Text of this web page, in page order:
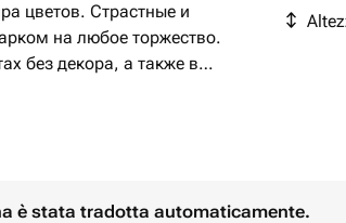
цветов. Страстные и
на любое торжество.
без декора, а также в
цветами добавит
è stata tradotta automaticamente.